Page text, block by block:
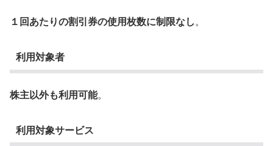
１回あたりの割引券の使用枚数に制限なし 。
利用対象者
株主以外も利用可能。
利用対象サービス